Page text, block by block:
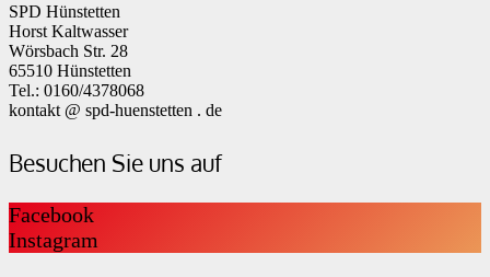
SPD Hünstetten
Horst Kaltwasser
Wörsbach Str. 28
65510 Hünstetten
Tel.: 0160/4378068
kontakt @ spd-huenstetten . de
Besuchen Sie uns auf
Facebook
Instagram